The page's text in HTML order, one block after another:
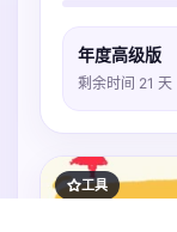
到：今天不是
的铁路世界。
年度高级版
剩余时间 21 天
工具